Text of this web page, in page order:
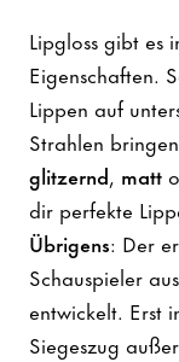
Lipgloss gibt es
Eigenschaften.
Lippen auf
Strahlen
glitzernd, matt
dir perfekte
Übrigens: Der
Schauspieler
entwickelt. Erst
Siegeszug